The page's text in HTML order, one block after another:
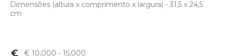
Dimensões (altura x comprimento x largura) - 31,5 x 24,5
cm
euro_symbol € 10,000 - 15,000